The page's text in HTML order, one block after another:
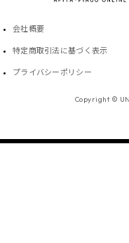
会社概要
特定商取引法に基づく表示
プライバシーポリシー
Copyright ©